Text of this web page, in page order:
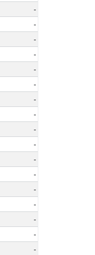
-
-
-
-
-
-
-
-
-
-
-
-
-
-
-
-
-